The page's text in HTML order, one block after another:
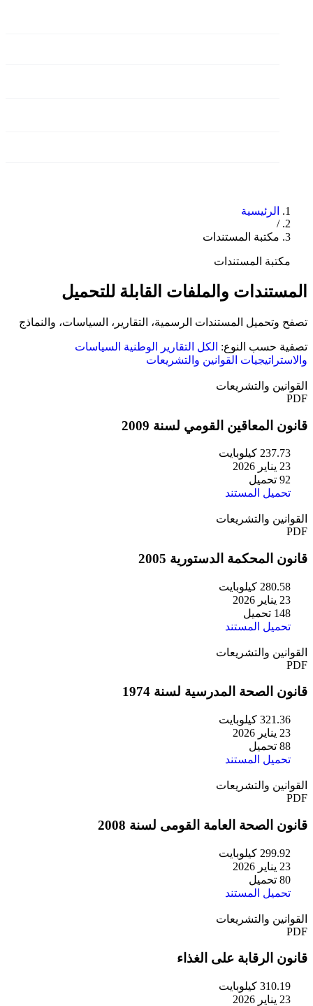
الرئيسية
/
مكتبة المستندات
مكتبة المستندات
المستندات والملفات القابلة للتحميل
تصفح وتحميل المستندات الرسمية، التقارير، السياسات، والنماذج
تصفية حسب النوع: الكل التقارير الوطنية السياسات
والاستراتيجيات القوانين والتشريعات
القوانين والتشريعات
PDF
قانون المعاقين القومي لسنة 2009
237.73 كيلوبايت
23 يناير 2026
92 تحميل
تحميل المستند
القوانين والتشريعات
PDF
قانون المحكمة الدستورية 2005
280.58 كيلوبايت
23 يناير 2026
148 تحميل
تحميل المستند
القوانين والتشريعات
PDF
قانون الصحة المدرسية لسنة 1974
321.36 كيلوبايت
23 يناير 2026
88 تحميل
تحميل المستند
القوانين والتشريعات
PDF
قانون الصحة العامة القومى لسنة 2008
299.92 كيلوبايت
23 يناير 2026
80 تحميل
تحميل المستند
القوانين والتشريعات
PDF
قانون الرقابة على الغذاء
310.19 كيلوبايت
23 يناير 2026